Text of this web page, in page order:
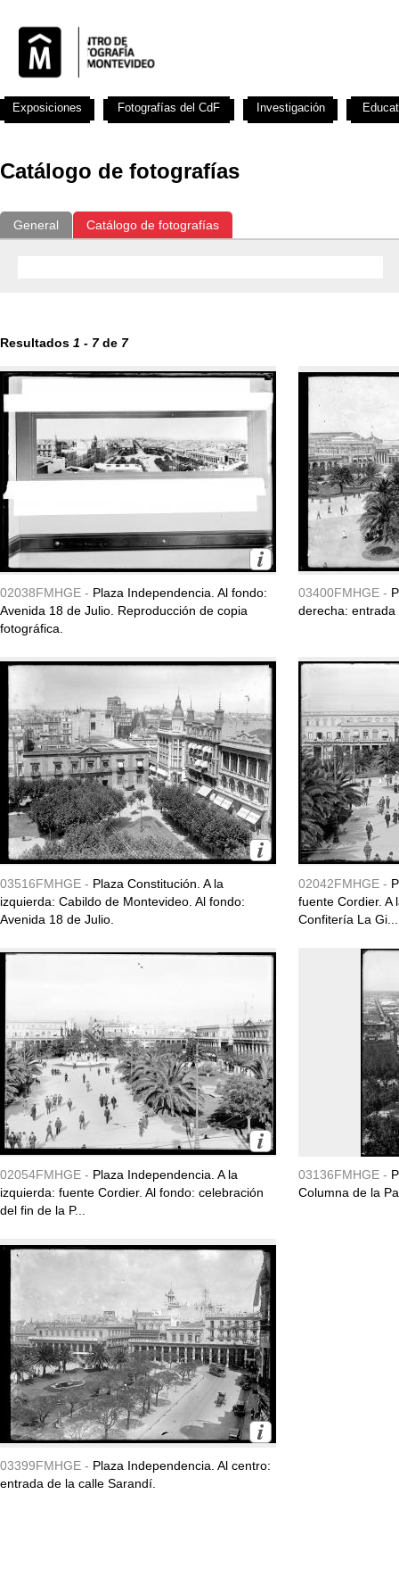
Catálogo de fotografías
General Catálogo de fotografías
Resultados 1 - 7de 7
02038FMHGE - Plaza Independencia. Al fondo:
Avenida 18 de Julio. Reproducción de copia
fotográfica.
03400FMHGE -
derecha:
03516FMHGE - Plaza Constitución. A la
izquierda: Cabildo de Montevideo. Al fondo:
Avenida 18 de Julio.
02042FMHGE -
fuente Cordier. A
Confitería La Gi...
02054FMHGE - Plaza Independencia. A la
izquierda: fuente Cordier. Al fondo: celebración
del fin de la P...
03136FMHGE -
Columna de la
03399FMHGE - Plaza Independencia. Al centro:
entrada de la calle Sarandí.
Exposiciones Fotografías del CdF Investigación